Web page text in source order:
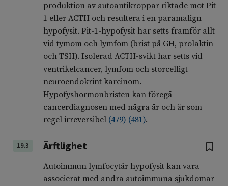
produktion av autoantikroppar riktade mot Pit-
1 eller ACTH och resultera i en paramalign
hypofysit. Pit-1-hypofysit har setts framför allt
vid tymom och lymfom (brist på GH, prolaktin
och TSH). Isolerad ACTH-svikt har setts vid
ventrikelcancer, lymfom och storcelligt
neuroendokrint karcinom.
Hypofyshormonbristen kan föregå
cancerdiagnosen med några år och är som
regel irreversibel (479) (481).
19.3 Ärftlighet
Autoimmun lymfocytär hypofysit kan vara
associerat med andra autoimmuna sjukdomar